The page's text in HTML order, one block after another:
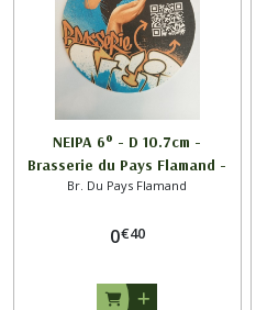
NEIPA 6° - D 10.7cm -
Brasserie du Pays Flamand -
Br. Du Pays Flamand
0€40